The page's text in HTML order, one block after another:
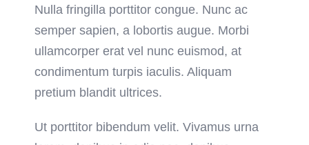
Nulla fringilla porttitor congue. Nunc ac
semper sapien, a lobortis augue. Morbi
ullamcorper erat vel nunc euismod, at
condimentum turpis iaculis. Aliquam
pretium blandit ultrices.
Ut porttitor bibendum velit. Vivamus urna